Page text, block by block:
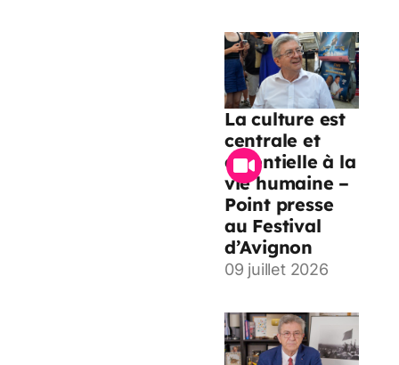
La culture est
centrale et
essentielle à la
vie humaine –
Point presse
au Festival
d’Avignon
09 juillet 2026